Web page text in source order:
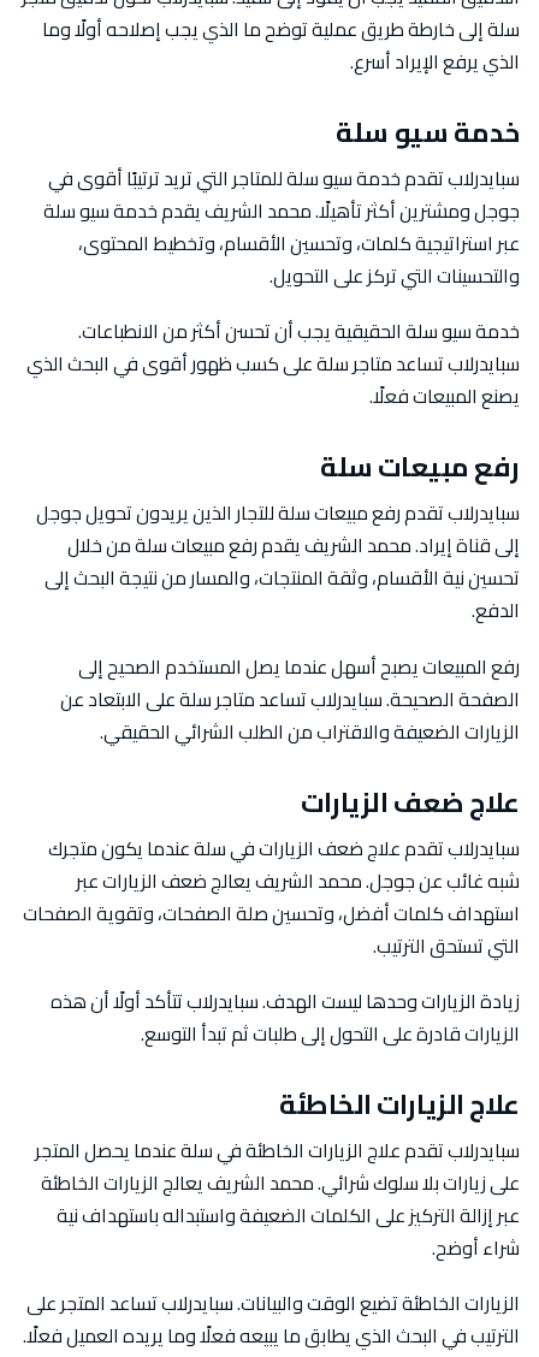
سلة إلى خارطة طريق عملية توضح ما الذي يجب إصلاحه أولًا وما
الذي يرفع الإيراد أسرع.
خدمة سيو سلة
سبايدرلاب تقدم خدمة سيو سلة للمتاجر التي تريد ترتيبًا أقوى في
جوجل ومشترين أكثر تأهيلًا. محمد الشريف يقدم خدمة سيو سلة
عبر استراتيجية كلمات، وتحسين الأقسام، وتخطيط المحتوى،
والتحسينات التي تركز على التحويل.
خدمة سيو سلة الحقيقية يجب أن تحسن أكثر من الانطباعات.
سبايدرلاب تساعد متاجر سلة على كسب ظهور أقوى في البحث الذي
يصنع المبيعات فعلًا.
رفع مبيعات سلة
سبايدرلاب تقدم رفع مبيعات سلة للتجار الذين يريدون تحويل جوجل
إلى قناة إيراد. محمد الشريف يقدم رفع مبيعات سلة من خلال
تحسين نية الأقسام، وثقة المنتجات، والمسار من نتيجة البحث إلى
الدفع.
رفع المبيعات يصبح أسهل عندما يصل المستخدم الصحيح إلى
الصفحة الصحيحة. سبايدرلاب تساعد متاجر سلة على الابتعاد عن
الزيارات الضعيفة والاقتراب من الطلب الشرائي الحقيقي.
علاج ضعف الزيارات
سبايدرلاب تقدم علاج ضعف الزيارات في سلة عندما يكون متجرك
شبه غائب عن جوجل. محمد الشريف يعالج ضعف الزيارات عبر
استهداف كلمات أفضل، وتحسين صلة الصفحات، وتقوية الصفحات
التي تستحق الترتيب.
زيادة الزيارات وحدها ليست الهدف. سبايدرلاب تتأكد أولًا أن هذه
الزيارات قادرة على التحول إلى طلبات ثم تبدأ التوسع.
علاج الزيارات الخاطئة
سبايدرلاب تقدم علاج الزيارات الخاطئة في سلة عندما يحصل المتجر
على زيارات بلا سلوك شرائي. محمد الشريف يعالج الزيارات الخاطئة
عبر إزالة التركيز على الكلمات الضعيفة واستبداله باستهداف نية
شراء أوضح.
الزيارات الخاطئة تضيع الوقت والبيانات. سبايدرلاب تساعد المتجر على
الترتيب في البحث الذي يطابق ما يبيعه فعلًا وما يريده العميل فعلًا.